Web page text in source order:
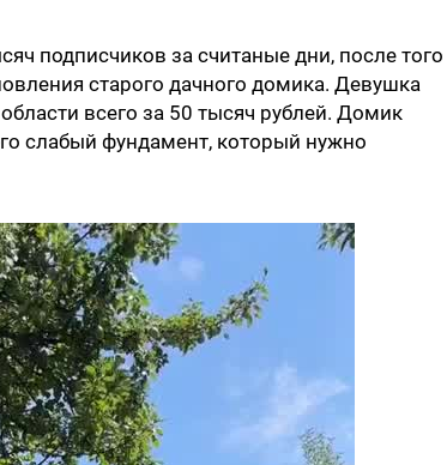
подписчиков за считаные дни, после того
старого дачного домика. Девушка
всего за 50 тысяч рублей. Домик
слабый фундамент, который нужно